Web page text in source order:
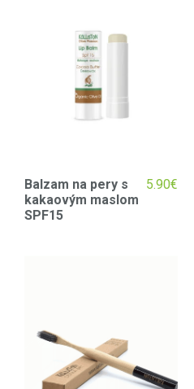
Balzam na pery s
kakaovým maslom
SPF15
5.90€